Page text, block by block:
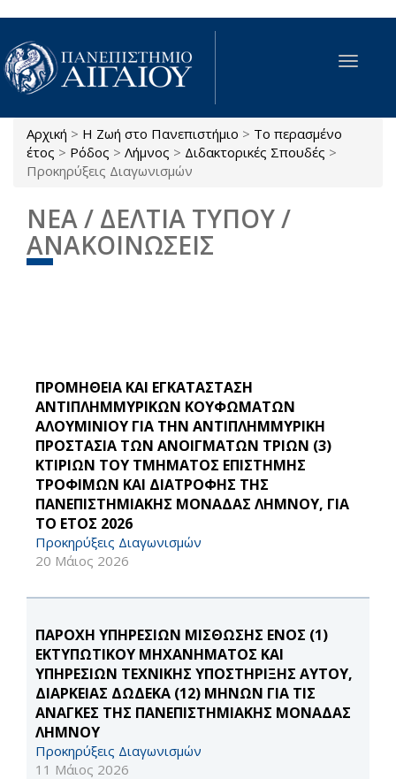
Παράκαμψη προς το κυρίως περιεχόμενο
Toggle
Είστε εδώ
Αρχική > Η Ζωή στο Πανεπιστήμιο > Το περασμένο
έτος > Ρόδος > Λήμνος > Διδακτορικές Σπουδές >
Προκηρύξεις Διαγωνισμών
ΝΕΑ / ΔΕΛΤΙΑ ΤΥΠΟΥ /
ΑΝΑΚΟΙΝΩΣΕΙΣ
ΠΡΟΜΗΘΕΙΑ ΚΑΙ ΕΓΚΑΤΑΣΤΑΣΗ
ΑΝΤΙΠΛΗΜΜΥΡΙΚΩΝ ΚΟΥΦΩΜΑΤΩΝ
ΑΛΟΥΜΙΝΙΟΥ ΓΙΑ ΤΗΝ ΑΝΤΙΠΛΗΜΜΥΡΙΚΗ
ΠΡΟΣΤΑΣΙΑ ΤΩΝ ΑΝΟΙΓΜΑΤΩΝ ΤΡΙΩΝ (3)
ΚΤΙΡΙΩΝ ΤΟΥ ΤΜΗΜΑΤΟΣ ΕΠΙΣΤΗΜΗΣ
ΤΡΟΦΙΜΩΝ ΚΑΙ ΔΙΑΤΡΟΦΗΣ ΤΗΣ
ΠΑΝΕΠΙΣΤΗΜΙΑΚΗΣ ΜΟΝΑΔΑΣ ΛΗΜΝΟΥ, ΓΙΑ
ΤΟ ΕΤΟΣ 2026
Προκηρύξεις Διαγωνισμών
20 Μάιος 2026
ΠΑΡΟΧΗ ΥΠΗΡΕΣΙΩΝ ΜΙΣΘΩΣΗΣ ΕΝΟΣ (1)
ΕΚΤΥΠΩΤΙΚΟΥ ΜΗΧΑΝΗΜΑΤΟΣ ΚΑΙ
ΥΠΗΡΕΣΙΩΝ ΤΕΧΝΙΚΗΣ ΥΠΟΣΤΗΡΙΞΗΣ ΑΥΤΟΥ,
ΔΙΑΡΚΕΙΑΣ ΔΩΔΕΚΑ (12) ΜΗΝΩΝ ΓΙΑ ΤΙΣ
ΑΝΑΓΚΕΣ ΤΗΣ ΠΑΝΕΠΙΣΤΗΜΙΑΚΗΣ ΜΟΝΑΔΑΣ
ΛΗΜΝΟΥ
Προκηρύξεις Διαγωνισμών
11 Μάιος 2026